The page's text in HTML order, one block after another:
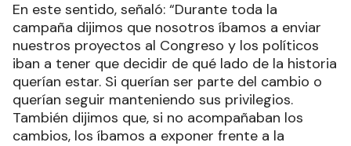
En este sentido, señaló: “Durante toda la
campaña dijimos que nosotros íbamos a enviar
nuestros proyectos al Congreso y los políticos
iban a tener que decidir de qué lado de la historia
querían estar. Si querían ser parte del cambio o
querían seguir manteniendo sus privilegios.
También dijimos que, si no acompañaban los
cambios, los íbamos a exponer frente a la